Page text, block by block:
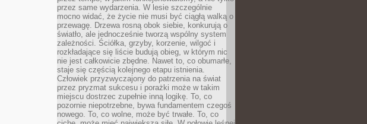
przez same wydarzenia. W lesie szczególnie
mocno widać, że życie nie musi być ciągłą walką o
przewagę. Drzewa rosną obok siebie, konkurują o
światło, ale jednocześnie tworzą wspólny system
zależności. Ściółka, grzyby, korzenie, wilgoć i
rozkładające się liście budują obieg, w którym nic
nie jest całkowicie zbędne. Nawet to, co obumarłe,
staje się częścią kolejnego etapu istnienia.
Człowiek przyzwyczajony do patrzenia na świat
przez pryzmat sukcesu i porażki może w takim
miejscu dostrzec zupełnie inną logikę. To, co
pozornie niepotrzebne, bywa fundamentem czegoś
nowego. To, co wolne, może być trwałe. To, co